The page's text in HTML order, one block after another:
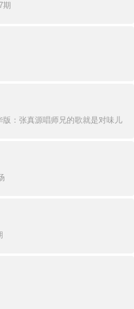
期
版：张真源唱师兄的歌就是对味儿